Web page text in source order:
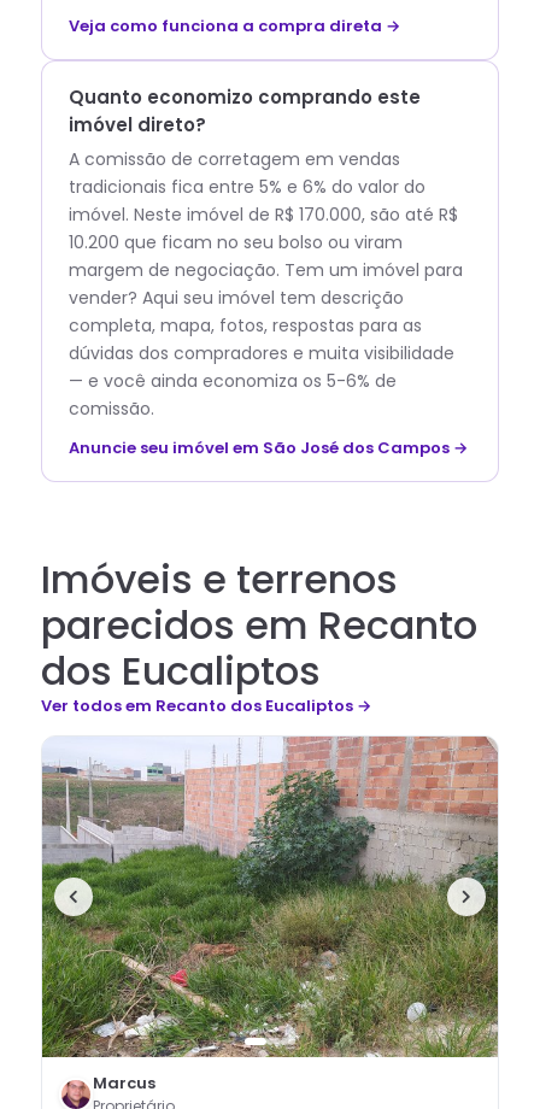
Veja como funciona a compra direta →
Quanto economizo comprando este
imóvel direto?
A comissão de corretagem em vendas
tradicionais fica entre 5% e 6% do valor do
imóvel. Neste imóvel de R$ 170.000, são até R$
10.200 que ficam no seu bolso ou viram
margem de negociação. Tem um imóvel para
vender? Aqui seu imóvel tem descrição
completa, mapa, fotos, respostas para as
dúvidas dos compradores e muita visibilidade
— e você ainda economiza os 5-6% de
comissão.
Anuncie seu imóvel em São José dos Campos →
Imóveis e terrenos
parecidos em Recanto
dos Eucaliptos
Ver todosem Recanto dos Eucaliptos →
Marcus